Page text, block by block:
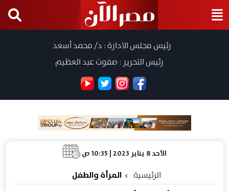
رئيس مجلس الادارة : د/ محمد أسعد
رئيس التحرير : صفوت عبد العظيم
الأحد 8 يناير 2023 | 10:35 ص
الرئيسية المرأة والطفل